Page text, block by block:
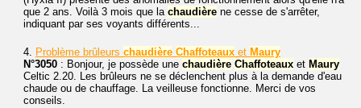
que 2 ans. Voilà 3 mois que la chaudière ne cesse de s'arrêter,
indiquant par ses voyants différents...
4. Problème brûleurs chaudière Chaffoteaux et Maury
N°3050 : Bonjour, je possède une chaudière Chaffoteaux et Maury
Celtic 2.20. Les brûleurs ne se déclenchent plus à la demande d'eau
chaude ou de chauffage. La veilleuse fonctionne. Merci de vos
conseils.